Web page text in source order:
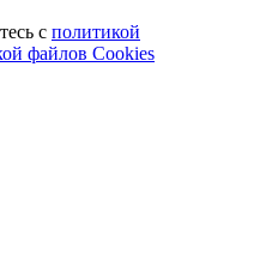
с политикой
файлов Cookies